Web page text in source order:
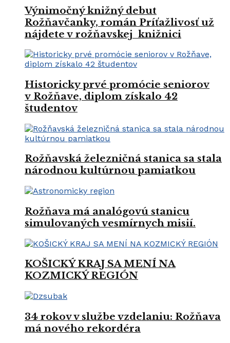
Výnimočný knižný debut
Rožňavčanky, román Príťažlivosť už
nájdete v rožňavskej knižnici
Historicky prvé promócie seniorov
v Rožňave, diplom získalo 42
študentov
Rožňavská železničná stanica sa stala
národnou kultúrnou pamiatkou
Rožňava má analógovú stanicu
simulovaných vesmírnych misií.
KOŠICKÝ KRAJ SA MENÍ NA
KOZMICKÝ REGIÓN
34 rokov v službe vzdelaniu: Rožňava
má nového rekordéra